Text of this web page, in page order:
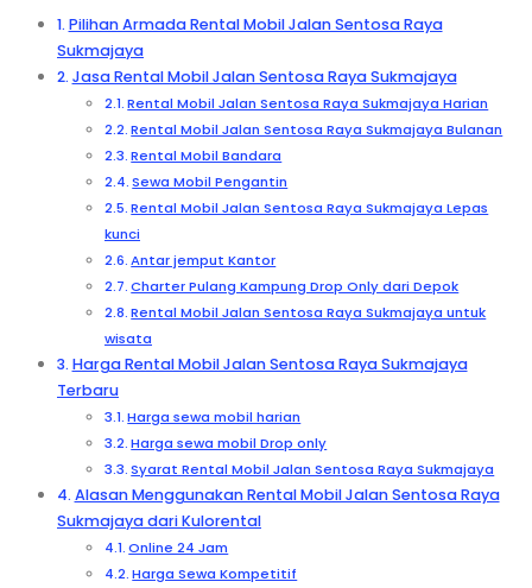
Pilihan Armada Rental Mobil Jalan Sentosa Raya
Sukmajaya
Jasa Rental Mobil Jalan Sentosa Raya Sukmajaya
Rental Mobil Jalan Sentosa Raya Sukmajaya Harian
Rental Mobil Jalan Sentosa Raya Sukmajaya Bulanan
Rental Mobil Bandara
Sewa Mobil Pengantin
Rental Mobil Jalan Sentosa Raya Sukmajaya Lepas
kunci
Antar jemput Kantor
Charter Pulang Kampung Drop Only dari Depok
Rental Mobil Jalan Sentosa Raya Sukmajaya untuk
wisata
Harga Rental Mobil Jalan Sentosa Raya Sukmajaya
Terbaru
Harga sewa mobil harian
Harga sewa mobil Drop only
Syarat Rental Mobil Jalan Sentosa Raya Sukmajaya
Alasan Menggunakan Rental Mobil Jalan Sentosa Raya
Sukmajaya dari Kulorental
Online 24 Jam
Harga Sewa Kompetitif